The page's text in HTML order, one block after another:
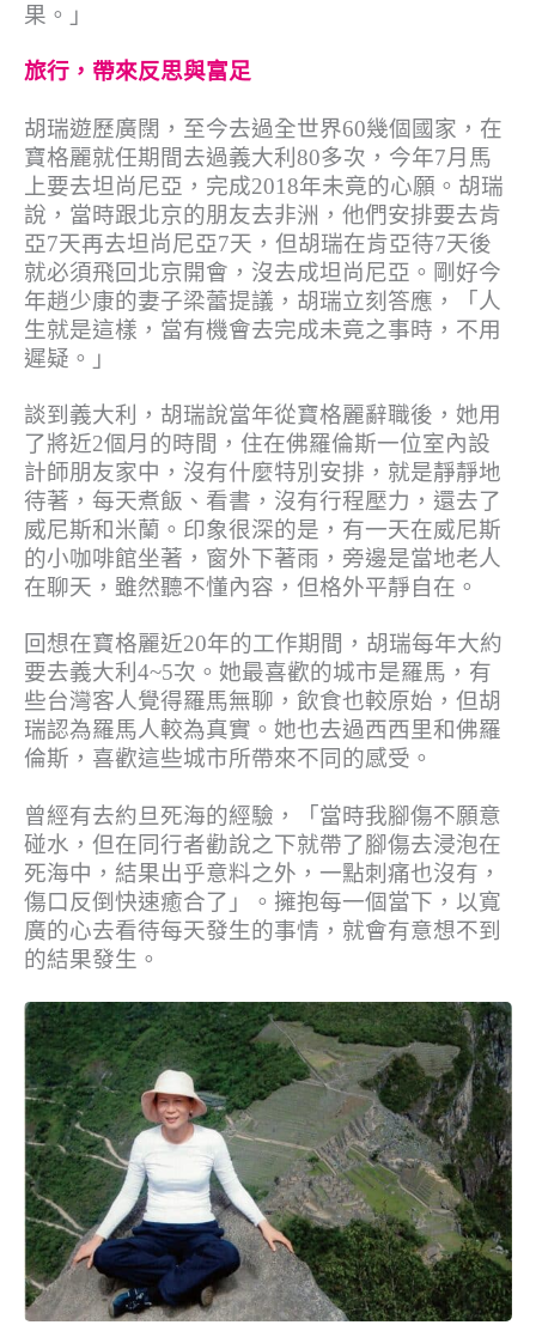
果。」
旅行，帶來反思與富足
胡瑞遊歷廣闊，至今去過全世界60幾個國家，在
寶格麗就任期間去過義大利80多次，今年7月馬
上要去坦尚尼亞，完成2018年未竟的心願。胡瑞
說，當時跟北京的朋友去非洲，他們安排要去肯
亞7天再去坦尚尼亞7天，但胡瑞在肯亞待7天後
就必須飛回北京開會，沒去成坦尚尼亞。剛好今
年趙少康的妻子梁蕾提議，胡瑞立刻答應，「人
生就是這樣，當有機會去完成未竟之事時，不用
遲疑。」
談到義大利，胡瑞說當年從寶格麗辭職後，她用
了將近2個月的時間，住在佛羅倫斯一位室內設
計師朋友家中，沒有什麼特別安排，就是靜靜地
待著，每天煮飯、看書，沒有行程壓力，還去了
威尼斯和米蘭。印象很深的是，有一天在威尼斯
的小咖啡館坐著，窗外下著雨，旁邊是當地老人
在聊天，雖然聽不懂內容，但格外平靜自在。
回想在寶格麗近20年的工作期間，胡瑞每年大約
要去義大利4~5次。她最喜歡的城市是羅馬，有
些台灣客人覺得羅馬無聊，飲食也較原始，但胡
瑞認為羅馬人較為真實。她也去過西西里和佛羅
倫斯，喜歡這些城市所帶來不同的感受。
曾經有去約旦死海的經驗，「當時我腳傷不願意
碰水，但在同行者勸說之下就帶了腳傷去浸泡在
死海中，結果出乎意料之外，一點刺痛也沒有，
傷口反倒快速癒合了」。擁抱每一個當下，以寬
廣的心去看待每天發生的事情，就會有意想不到
的結果發生。